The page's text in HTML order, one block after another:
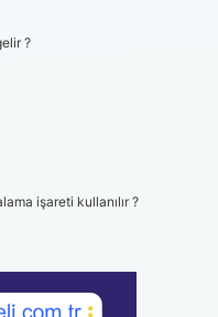
?
işareti kullanılır ?